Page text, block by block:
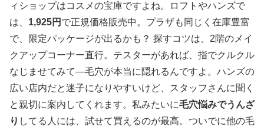
ィショップはコスメの宝庫ですよね。ロフトやハンズで
は、 1,925円 で正規価格販売中。プラザも同じく在庫豊富
で、限定パッケージが出るかも？ 探すコツは、2階のメイ
クアップコーナー直行。テスターがあれば、指でクルクル
なじませてみて—毛穴が本当に隠れるんですよ。ハンズの
広い店内だと迷子になりやすいけど、スタッフさんに聞く
と親切に案内してくれます。私みたいに毛穴悩みでうんざ
り してる人には、試せて買えるのが最高。ついでに他の毛